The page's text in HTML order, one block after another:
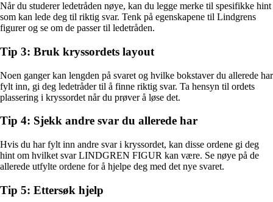
Når du studerer ledetråden nøye, kan du legge merke til spesifikke hint
som kan lede deg til riktig svar. Tenk på egenskapene til Lindgrens
figurer og se om de passer til ledetråden.
Tip 3: Bruk kryssordets layout
Noen ganger kan lengden på svaret og hvilke bokstaver du allerede har
fylt inn, gi deg ledetråder til å finne riktig svar. Ta hensyn til ordets
plassering i kryssordet når du prøver å løse det.
Tip 4: Sjekk andre svar du allerede har
Hvis du har fylt inn andre svar i kryssordet, kan disse ordene gi deg
hint om hvilket svar LINDGREN FIGUR kan være. Se nøye på de
allerede utfylte ordene for å hjelpe deg med det nye svaret.
Tip 5: Ettersøk hjelp